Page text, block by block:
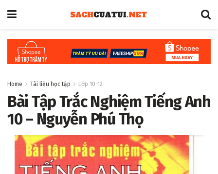
Home Tài liệu học tập Lớp 10-12
Bài Tập Trắc Nghiệm Tiếng Anh
10 – Nguyễn Phú Thọ